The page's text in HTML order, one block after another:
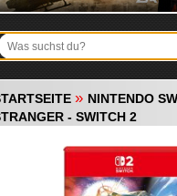
» NINTENDO
- SWITCH 2